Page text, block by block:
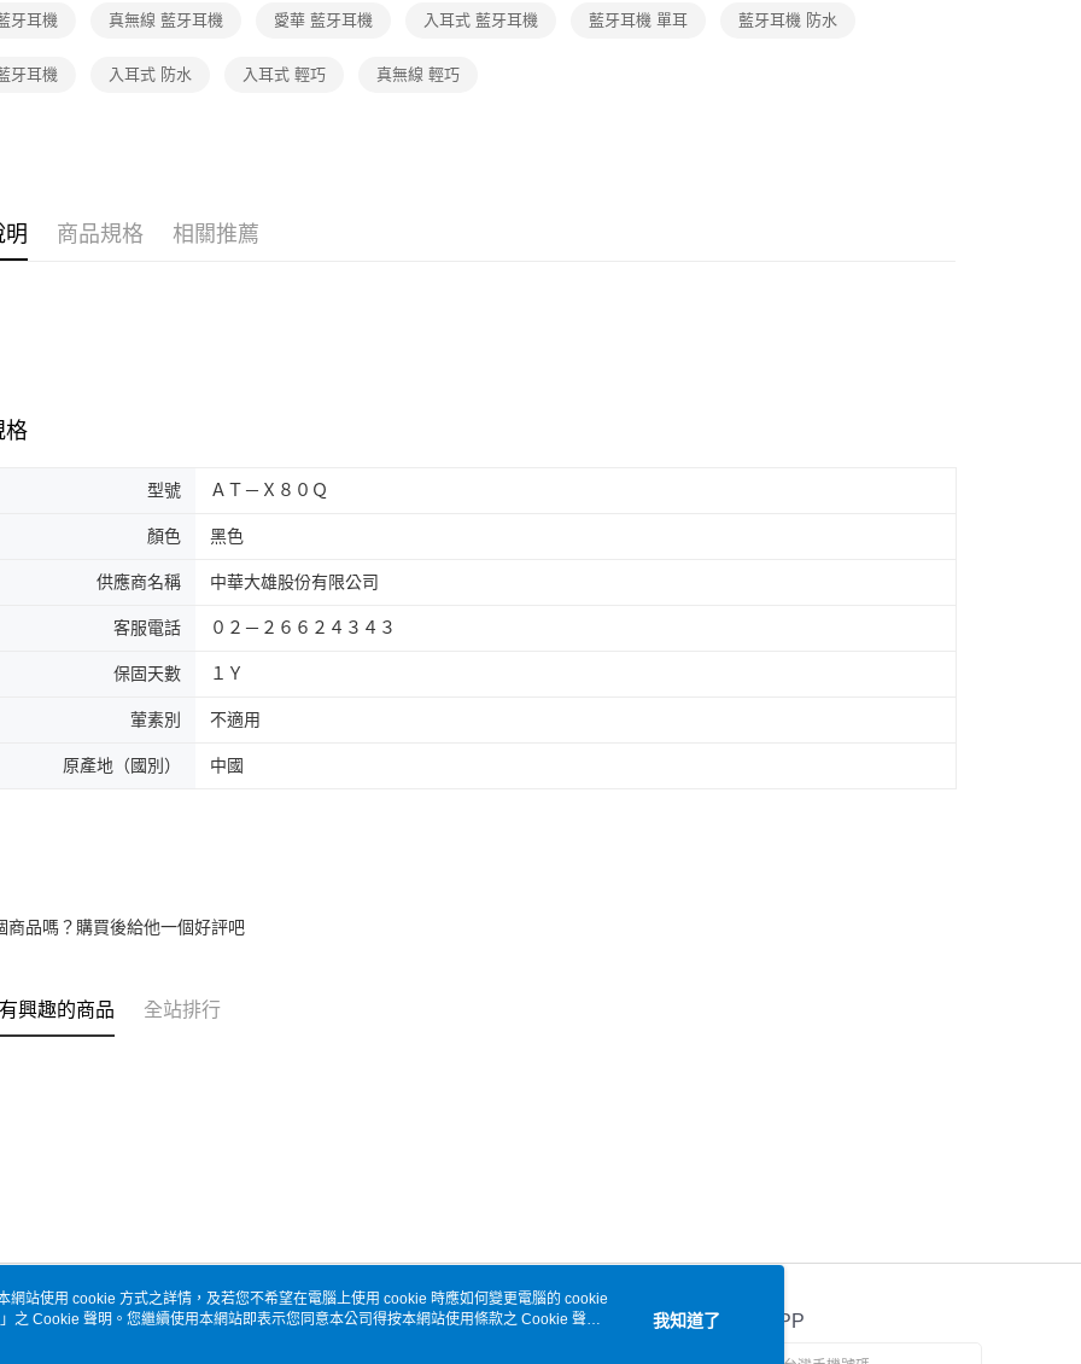
牙耳機 真無線 藍牙耳機 愛華 藍牙耳機 入耳式 藍牙耳機 藍牙耳機 單耳 藍牙耳機 防水
牙耳機 入耳式 防水 入耳式 輕巧 真無線 輕巧
明 商品規格 相關推薦
格
型號 ＡＴ－Ｘ８０Ｑ
顏色 黑色
供應商名稱 中華大雄股份有限公司
客服電話 ０２－２６６２４３４３
保固天數 １Ｙ
葷素別 不適用
原產地（國別） 中國
商品嗎？購買後給他一個好評吧
興趣的商品 全站排行
關於我們 客服資訊 官方APP
網站使用 cookie 方式之詳情，及若您不希望在電腦上使用 cookie 時應如何變更電腦的 cookie
」之 Cookie 聲明。您繼續使用本網站即表示您同意本公司得按本網站使用條款之 Cookie 聲明
我知道了